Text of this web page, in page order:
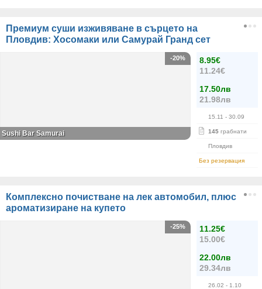
Премиум суши изживяване в сърцето на
Пловдив: Хосомаки или Самурай Гранд сет
8.95€
11.24€
17.50лв
21.98лв
15.11 - 30.09
145 грабнати
Пловдив
Без резервация
-20%
Sushi Bar Samurai
Комплексно почистване на лек автомобил, плюс
ароматизиране на купето
11.25€
15.00€
22.00лв
29.34лв
26.02 - 1.10
-25%